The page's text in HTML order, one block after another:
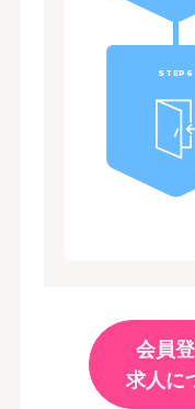
STEP6
会員
求人に